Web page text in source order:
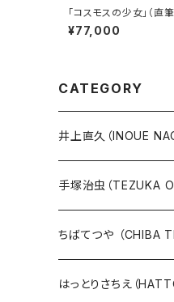
「コスモスの少女」（直
ン入り）
¥77,000
CATEGORY
井上直久（INOUE
人気作品TOP10
版画
10万未満
本、カレンダー
手塚治虫（TEZUKA
版画
鉄腕アトム
人気作品TOP10
ちばてつや （CHIBA
版画
はっとりさちえ（